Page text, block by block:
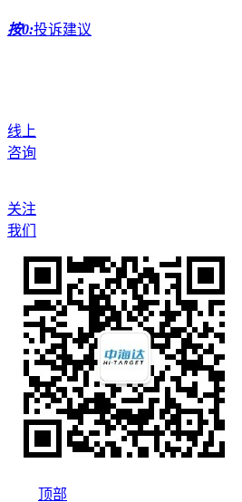
按0:投诉建议
线上
咨询
关注
我们
顶部